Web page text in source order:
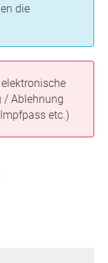
die
/ Ablehnung
etc.)